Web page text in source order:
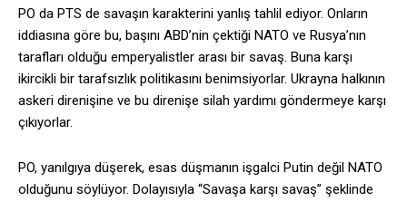
PO da PTS de savaşın karakterini yanlış tahlil ediyor. Onların
iddiasına göre bu, başını ABD’nin çektiği NATO ve Rusya’nın
tarafları olduğu emperyalistler arası bir savaş. Buna karşı
ikircikli bir tarafsızlık politikasını benimsiyorlar. Ukrayna halkının
askeri direnişine ve bu direnişe silah yardımı göndermeye karşı
çıkıyorlar.
PO, yanılgıya düşerek, esas düşmanın işgalci Putin değil NATO
olduğunu söylüyor. Dolayısıyla “Savaşa karşı savaş” şeklinde